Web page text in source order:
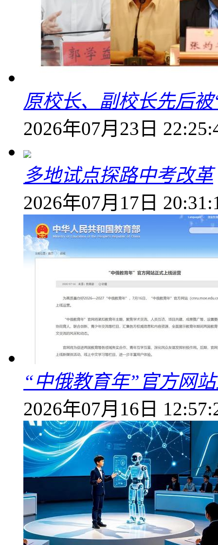
原校长、副校长先后
2026年07月23日
多地试点探路中考改革
2026年07月17日
“中俄教育年”官方网
2026年07月16日